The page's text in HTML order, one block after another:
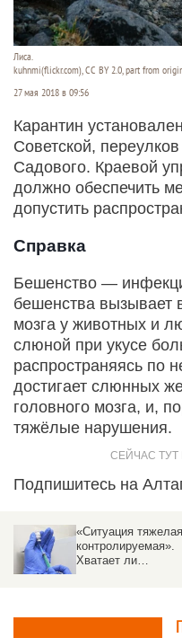
Лиса.
kuhnmi(flickr.com), CC BY 2.0, part from
27 мая 2018 в 09:56
Карантин
Советской,
Садового. Краевой
должно обеспечить
допустить
Справка
Бешенство —
бешенства вызывает
мозга у животных и
слюной при укусе
распространяясь по
достигает слюнных
головного мозга, и,
тяжёлые нарушения.
Подпишитесь на
«Ситуация
контролируемая».
Хватает ли
и сколько уже